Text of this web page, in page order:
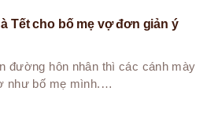
Tết cho bố mẹ vợ đơn giản ý
đường hôn nhân thì các cánh mày
như bố mẹ mình.…